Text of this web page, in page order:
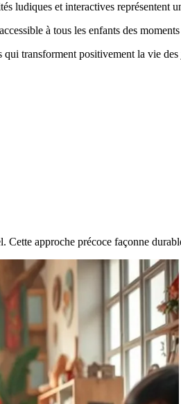
ludiques et interactives représentent
à tous les enfants des
transforment positivement la vie des
Cette approche précoce façonne